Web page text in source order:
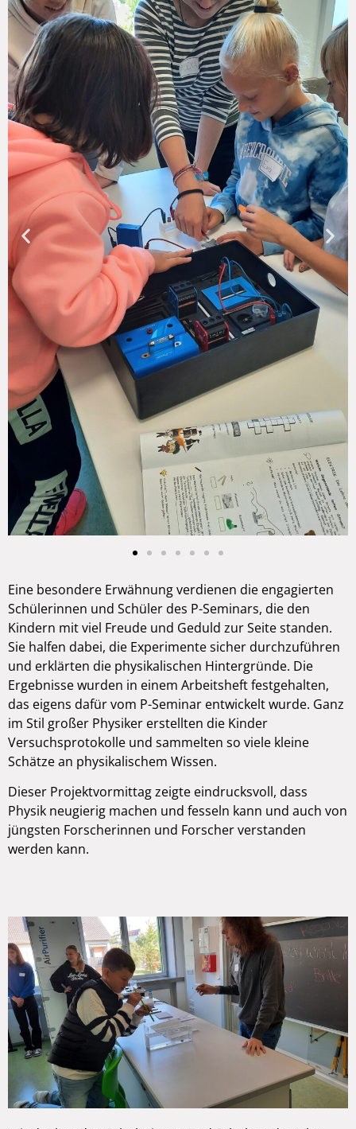
Eine besondere Erwähnung verdienen die engagierten
Schülerinnen und Schüler des P-Seminars, die den
Kindern mit viel Freude und Geduld zur Seite standen.
Sie halfen dabei, die Experimente sicher durchzuführen
und erklärten die physikalischen Hintergründe. Die
Ergebnisse wurden in einem Arbeitsheft festgehalten,
das eigens dafür vom P-Seminar entwickelt wurde. Ganz
im Stil großer Physiker erstellten die Kinder
Versuchsprotokolle und sammelten so viele kleine
Schätze an physikalischem Wissen.
Dieser Projektvormittag zeigte eindrucksvoll, dass
Physik neugierig machen und fesseln kann und auch von
jüngsten Forscherinnen und Forscher verstanden
werden kann.